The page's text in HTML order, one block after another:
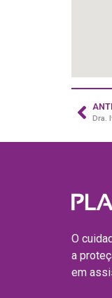
Dra.
O
a
em